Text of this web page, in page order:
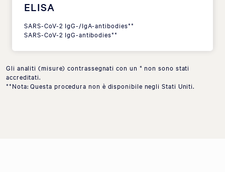
ELISA
SARS-CoV-2 IgG-/IgA-antibodies**
SARS-CoV-2 IgG-antibodies**
Gli analiti (misure) contrassegnati con un * non sono stati
accreditati.
**Nota: Questa procedura non è disponibile negli Stati Uniti.